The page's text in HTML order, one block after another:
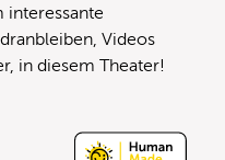
interessante
Videos
in diesem Theater!